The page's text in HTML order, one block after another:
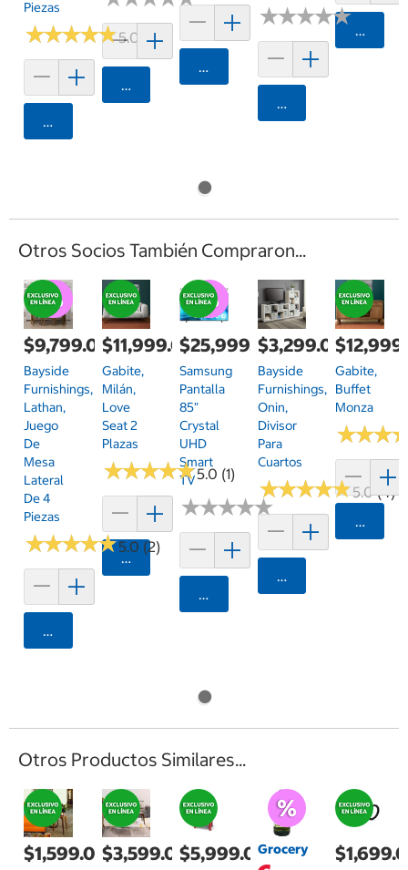
Piezas
★★★★★
★★★★★5.0 (2)
Agregar
Agregar
Agregar
★★★★★
★★★★★
Agregar
Otros Socios También Compraron...
$9,799.00
Bayside
Furnishings,
Lathan,
Juego
De
Mesa
Lateral
De 4
Piezas
★★★★★
★★★★★5.0 (2)
Agregar
$11,999.00
Gabite,
Milán,
Love
Seat 2
Plazas
★★★★★
★★★★★5.0 (1)
Agregar
$25,999.00
Samsung
Pantalla
85"
Crystal
UHD
Smart
TV
★★★★★
★★★★★
Agregar
$3,299.00
Bayside
Furnishings,
Onin,
Divisor
Para
Cuartos
★★★★★
★★★★★5.0 (4)
Agregar
Gabite,
Buffet
Monza
★★★
★★★
Otros Productos Similares...
$1,599.00$3,599.00$5,999.00Grocery